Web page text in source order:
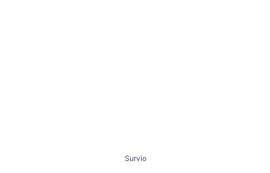
Survio